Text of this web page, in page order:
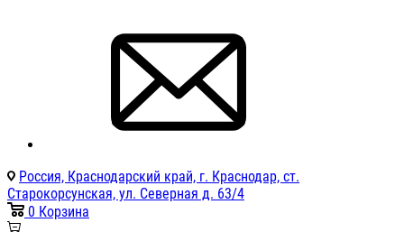
Россия, Краснодарский край, г. Краснодар, ст.
Старокорсунская, ул. Северная д. 63/4
0 Корзина